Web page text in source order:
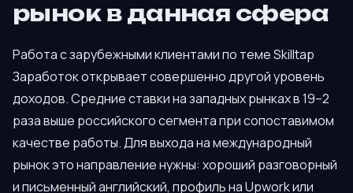
рынок в данная сфера
Работа с зарубежными клиентами по теме Skilltap
Заработок открывает совершенно другой уровень
доходов. Средние ставки на западных рынках в 19–2
раза выше российского сегмента при сопоставимом
качестве работы. Для выхода на международный
рынок это направление нужны: хороший разговорный
и письменный английский, профиль на Upwork или